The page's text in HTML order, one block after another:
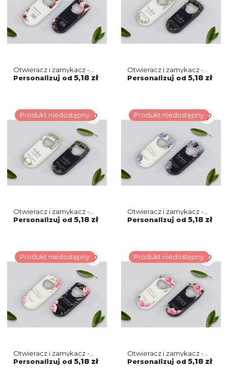
Otwieracz i zamykacz -
Fabello Motyw 2
Personalizuj od 5,18 zł
Otwieracz i zamykacz -
Leaves Motyw 3
Personalizuj od 5,18 zł
Produkt niedostępny
Otwieracz i zamykacz -
Leaves Motyw 2
Personalizuj od 5,18 zł
Produkt niedostępny
Otwieracz i zamykacz -
Flowers & Frame Motyw 6
Personalizuj od 5,18 zł
Produkt niedostępny
Otwieracz i zamykacz -
Flowers & Frame Motyw 5
Personalizuj od 5,18 zł
Produkt niedostępny
Otwieracz i zamykacz -
Flowers & Frame Motyw 4
Personalizuj od 5,18 zł